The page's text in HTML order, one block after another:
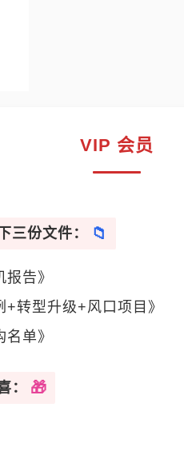
VIP 会员
三份文件：
报告》
+转型升级+风口项目》
名单》
：